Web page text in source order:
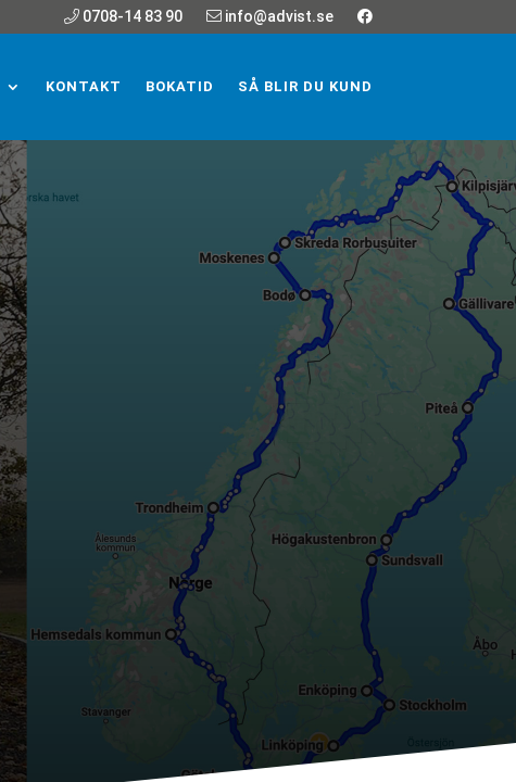
0708-14 83 90 info@advist.se
KONTAKT BOKATID SÅ BLIR DU KUND